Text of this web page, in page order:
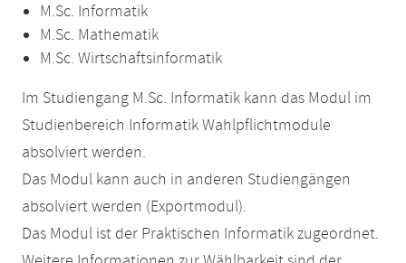
M.Sc. Informatik
M.Sc. Mathematik
M.Sc. Wirtschaftsinformatik
Im Studiengang M.Sc. Informatik kann das Modul im
Studienbereich Informatik Wahlpflichtmodule
absolviert werden.
Das Modul kann auch in anderen Studiengängen
absolviert werden (Exportmodul).
Das Modul ist der Praktischen Informatik zugeordnet.